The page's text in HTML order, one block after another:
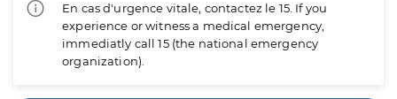
En cas d'urgence vitale, contactez le 15. If you
experience or witness a medical emergency,
immediatly call 15 (the national emergency
organization).